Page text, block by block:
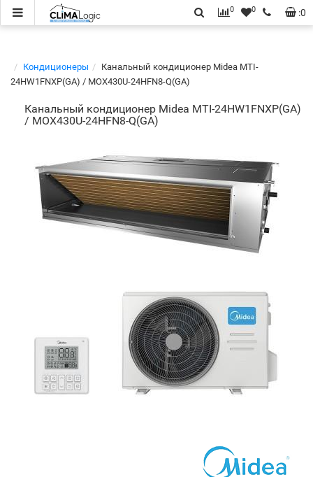
:0
0 0
Кондиционеры
Канальный кондиционер Midea MTI-
24HW1FNXP(GA) / MOX430U-24HFN8-Q(GA)
Канальный кондиционер Midea MTI-24HW1FNXP(GA)
/ MOX430U-24HFN8-Q(GA)